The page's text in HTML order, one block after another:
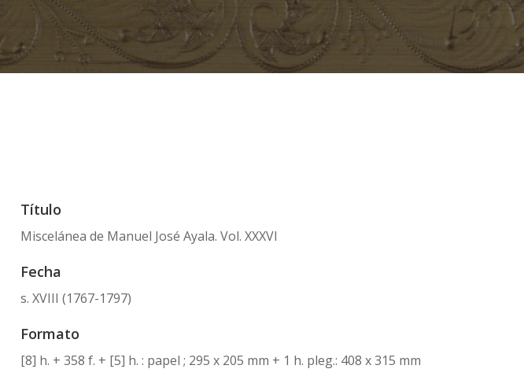
Título
Miscelánea de Manuel José Ayala. Vol. XXXVI
Fecha
s. XVIII (1767-1797)
Formato
[8] h. + 358 f. + [5] h. : papel ; 295 x 205 mm + 1 h. pleg.: 408 x 315 mm